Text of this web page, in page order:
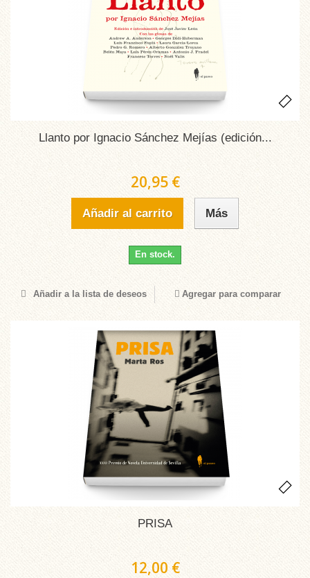
Llanto por Ignacio Sánchez Mejías (edición...
20,95 €
Añadir al carrito Más
En stock.
Añadir a la lista de deseos Agregar para comparar
PRISA
12,00 €